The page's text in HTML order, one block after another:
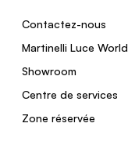
Contactez-nous
Martinelli Luce World
Showroom
Centre de services
Zone réservée